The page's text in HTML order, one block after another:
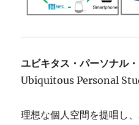
ユビキタス・パーソナル
Ubiquitous Personal
理想な個人空間を提唱し